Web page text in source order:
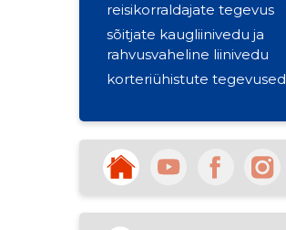
reisikorraldajate tegevus
sõitjate kaugliinivedu ja
rahvusvaheline liinivedu
korteriühistute tegevused